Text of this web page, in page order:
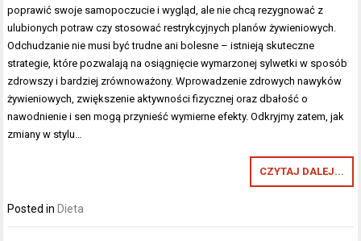
poprawić swoje samopoczucie i wygląd, ale nie chcą rezygnować z
ulubionych potraw czy stosować restrykcyjnych planów żywieniowych.
Odchudzanie nie musi być trudne ani bolesne – istnieją skuteczne
strategie, które pozwalają na osiągnięcie wymarzonej sylwetki w sposób
zdrowszy i bardziej zrównoważony. Wprowadzenie zdrowych nawyków
żywieniowych, zwiększenie aktywności fizycznej oraz dbałość o
nawodnienie i sen mogą przynieść wymierne efekty. Odkryjmy zatem, jak
zmiany w stylu…
CZYTAJ DALEJ...
Posted in Dieta